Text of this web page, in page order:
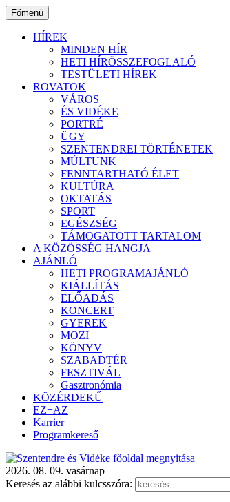
Ugrás
a
tartalomhoz
Főmenü
HÍREK
MINDEN HÍR
HETI HÍRÖSSZEFOGLALÓ
TESTÜLETI HÍREK
ROVATOK
VÁROS
ÉS VIDÉKE
PORTRÉ
ÜGY
SZENTENDREI TÖRTÉNETEK
MÚLTUNK
FENNTARTHATÓ ÉLET
KULTÚRA
OKTATÁS
SPORT
EGÉSZSÉG
TÁMOGATOTT TARTALOM
A KÖZÖSSÉG HANGJA
AJÁNLÓ
HETI PROGRAMAJÁNLÓ
KIÁLLÍTÁS
ELŐADÁS
KONCERT
GYEREK
MOZI
KÖNYV
SZABADTÉR
FESZTIVÁL
Gasztronómia
KÖZÉRDEKŰ
EZ+AZ
Karrier
Programkereső
2026. 08. 09. vasárnap
Keresés az alábbi kulcsszóra: